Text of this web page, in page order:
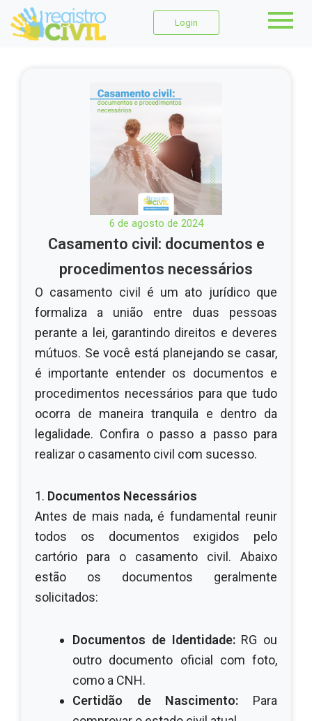
Login
6 de agosto de 2024
Casamento civil: documentos e
procedimentos necessários
O casamento civil é um ato jurídico que
formaliza a união entre duas pessoas
perante a lei, garantindo direitos e deveres
mútuos. Se você está planejando se casar,
é importante entender os documentos e
procedimentos necessários para que tudo
ocorra de maneira tranquila e dentro da
legalidade. Confira o passo a passo para
realizar o casamento civil com sucesso.
1. Documentos Necessários
Antes de mais nada, é fundamental reunir
todos os documentos exigidos pelo
cartório para o casamento civil. Abaixo
estão os documentos geralmente
solicitados:
Documentos de Identidade:RG ou
outro documento oficial com foto,
como a CNH.
Certidão de Nascimento: Para